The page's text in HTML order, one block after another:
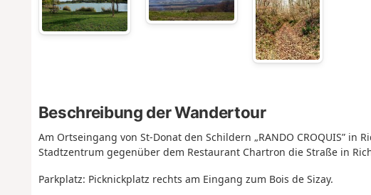
Beschreibung der Wandertour
Am Ortseingang von St-Donat den Schildern „RANDO CROQUIS” in
Stadtzentrum gegenüber dem Restaurant Chartron die Straße in
Parkplatz: Picknickplatz rechts am Eingang zum Bois de Sizay.